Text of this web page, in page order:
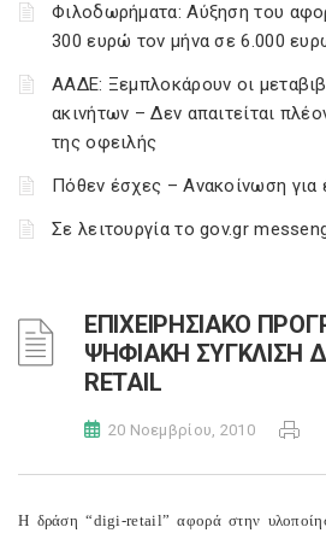
Φιλοδωρήματα: Αύξηση του
300 ευρώ τον μήνα σε 6.000
ΑΑΔΕ: Ξεμπλοκάρουν οι
ακινήτων – Δεν απαιτείται
της οφειλής
Πόθεν έσχες – Ανακοίνωση για
Σε λειτουργία το gov.gr
ΕΠΙΧΕΙΡΗΣΙΑΚΟ
ΨΗΦΙΑΚΗ ΣΥΓΚΛΙΣΗ
RETAIL
20 Νοεμβρίου, 2010
Η δράση “digi-retail” αφορά στην